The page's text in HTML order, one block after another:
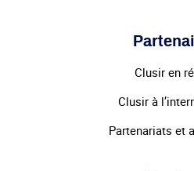
Clusir en
Clusir à
Partenariats et